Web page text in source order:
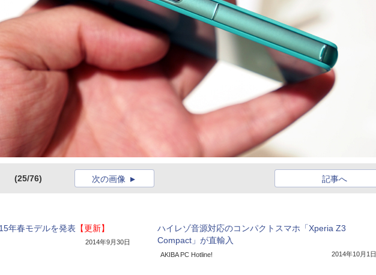
(25/76) 記事へ
次の画像
年春モデルを発表 【更新】
2014年9月30日
ハイレゾ音源対応のコンパクトスマホ「Xperia Z3
Compact」が直輸入
AKIBA PC Hotline! 2014年10月1日